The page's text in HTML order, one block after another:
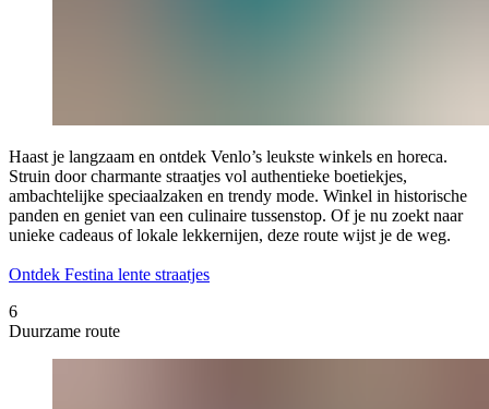
Haast je langzaam en ontdek Venlo’s leukste winkels en horeca.
Struin door charmante straatjes vol authentieke boetiekjes,
ambachtelijke speciaalzaken en trendy mode. Winkel in historische
panden en geniet van een culinaire tussenstop. Of je nu zoekt naar
unieke cadeaus of lokale lekkernijen, deze route wijst je de weg.
Ontdek Festina lente straatjes
6
Duurzame route